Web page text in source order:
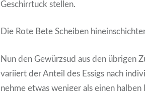
Geschirrtuck stellen.
Die Rote Bete Scheiben
Nun den Gewürzsud aus den übrigen
variiert der Anteil des Essigs nach
nehme etwas weniger als einen halben